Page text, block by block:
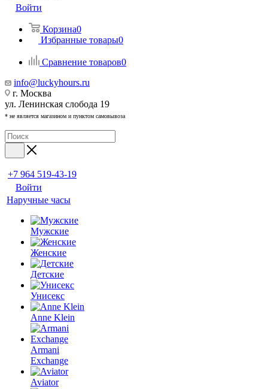
Войти
Корзина0
Избранные товары0
Сравнение товаров0
info@luckyhours.ru
г. Москва
ул. Ленинская слобода 19
* не является магазином и пунктом самовывоза
+7 964 519-43-19
Войти
Наручные часы
Мужские
Женские
Детские
Унисекс
Anne Klein
Armani
Exchange
Aviator